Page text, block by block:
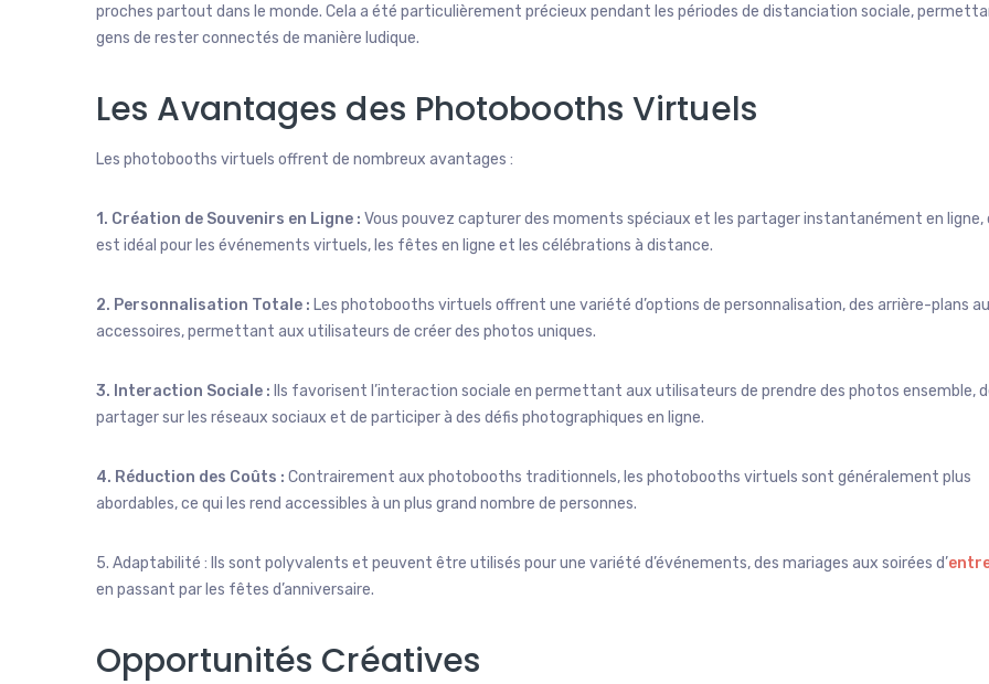
proches partout dans le monde. Cela a été particulièrement précieux pendant les périodes de distanciation sociale,
gens de rester connectés de manière ludique.
Les Avantages des Photobooths Virtuels
Les photobooths virtuels offrent de nombreux avantages :
1. Création de Souvenirs en Ligne : Vous pouvez capturer des moments spéciaux et les partager instantanément en ligne,
est idéal pour les événements virtuels, les fêtes en ligne et les célébrations à distance.
2. Personnalisation Totale : Les photobooths virtuels offrent une variété d’options de personnalisation, des arrière-plans
accessoires, permettant aux utilisateurs de créer des photos uniques.
3. Interaction Sociale : Ils favorisent l’interaction sociale en permettant aux utilisateurs de prendre des photos ensemble,
partager sur les réseaux sociaux et de participer à des défis photographiques en ligne.
4. Réduction des Coûts : Contrairement aux photobooths traditionnels, les photobooths virtuels sont généralement plus
abordables, ce qui les rend accessibles à un plus grand nombre de personnes.
5. Adaptabilité : Ils sont polyvalents et peuvent être utilisés pour une variété d’événements, des mariages aux soirées d’
en passant par les fêtes d’anniversaire.
Opportunités Créatives